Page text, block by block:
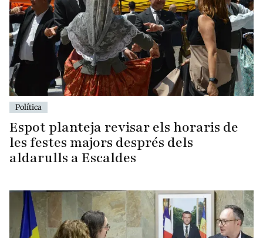
Política
Espot planteja revisar els horaris de
les festes majors després dels
aldarulls a Escaldes